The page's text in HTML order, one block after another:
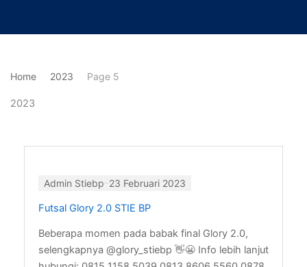
Home 2023 Page 5
2023
Admin Stiebp 23 Februari 2023
Futsal Glory 2.0 STIE BP
Beberapa momen pada babak final Glory 2.0,
selengkapnya @glory_stiebp 👋😬 Info lebih lanjut